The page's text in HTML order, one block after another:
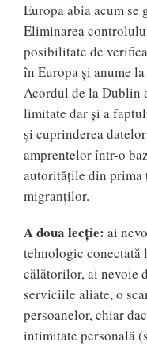
Europa abia acum se
Eliminarea
posibilitate de
în Europa și anume
Acordul de la Dublin
limitate dar și a
și cuprinderea
amprentelor într-o
autoritățile din prima
migranților.
A doua lecție: ai
tehnologic conectată
călătorilor, ai nevoie
serviciile aliate, o
persoanelor, chiar
intimitate personală